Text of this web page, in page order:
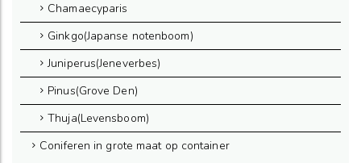
Chamaecyparis
Ginkgo(Japanse notenboom)
Juniperus(Jeneverbes)
Pinus(Grove Den)
Thuja(Levensboom)
Coniferen in grote maat op container